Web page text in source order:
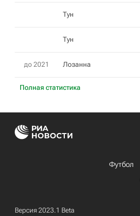
Полная статистика
Тун
Тун
до 2021 Лозанна
Футбол
Версия 2023.1 Beta